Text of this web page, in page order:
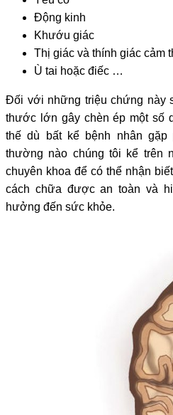
Động kinh
Khướu giác
Thị giác và thính giác cảm
Ù tai hoặc điếc …
Đối với những triệu chứng này
thước lớn gây chèn ép một số
thế dù bất kể bệnh nhân
thường nào chúng tôi kể trên
chuyên khoa để có thể nhận
cách chữa được an toàn và
hưởng đến sức khỏe.